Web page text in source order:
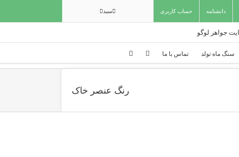
دانشنامه حساب کاربری سبد
سنگ ماه تولد تماس با ما
رنگ عنصر خاک